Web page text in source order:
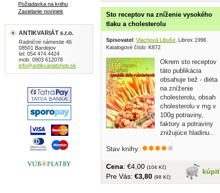
Sto receptov na zníženie vysokého
tlaku a cholesterolu
Spisovatel: Vlachová Libuše , Librex 1996
Katalogové číslo: K872
Okrem sto receptov
táto publikácia
obsahuje tiež - diéta
na zníženie
cholesterolu, obsah
cholesterolu v mg v
100g potraviny,
faktory a potraviny
znižujúce hladinu...
Stav knihy:
kúpiť
Cena: €4,00 (104 Kč)
Pre Vás: €3,80 (98 Kč)
Požiadavka na knihu
Zasielanie noviniek
ANTIKVARIÁT s.r.o.
Radničné námestie 46
08501 Bardejov
tel: 054 474 4424
mob: 0903 612078
info@antikvariatshop.sk